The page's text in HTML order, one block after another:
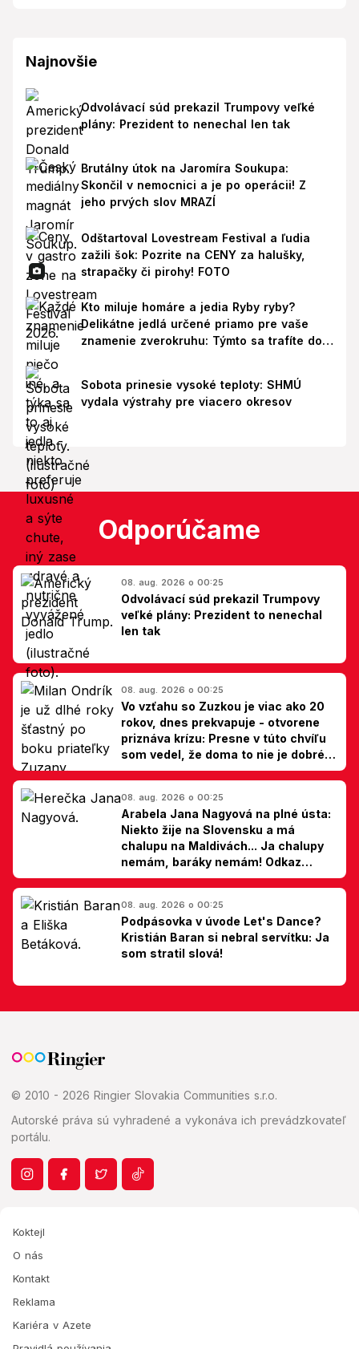
Najnovšie
Odvolávací súd prekazil Trumpovy veľké
plány: Prezident to nenechal len tak
Brutálny útok na Jaromíra Soukupa:
Skončil v nemocnici a je po operácii! Z
jeho prvých slov MRAZÍ
Odštartoval Lovestream Festival a ľudia
zažili šok: Pozrite na CENY za halušky,
strapačky či pirohy! FOTO
Kto miluje homáre a jedia Ryby ryby?
Delikátne jedlá určené priamo pre vaše
znamenie zverokruhu: Týmto sa trafíte do
Sobota prinesie vysoké teploty: SHMÚ
vydala výstrahy pre viacero okresov
Odporúčame
08. aug. 2026 o 00:25
Odvolávací súd prekazil Trumpovy
veľké plány: Prezident to nenechal
len tak
08. aug. 2026 o 00:25
Vo vzťahu so Zuzkou je viac ako 20
rokov, dnes prekvapuje - otvorene
priznáva krízu: Presne v túto chvíľu
som vedel, že doma to nie je dobré,
hovorí Milan Ondrík
08. aug. 2026 o 00:25
Arabela Jana Nagyová na plné ústa:
Niekto žije na Slovensku a má
chalupu na Maldivách... Ja chalupy
nemám, baráky nemám! Odkaz
Slovákom
08. aug. 2026 o 00:25
Podpásovka v úvode Let's Dance?
Kristián Baran si nebral servítku: Ja
som stratil slová!
© 2010 - 2026 Ringier Slovakia Communities s.r.o.
Autorské práva sú vyhradené a vykonáva ich prevádzkovateľ
portálu.
Koktejl
O nás
Kontakt
Reklama
Kariéra v Azete